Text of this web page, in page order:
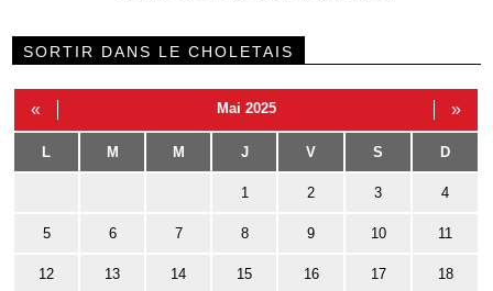
SORTIR DANS LE CHOLETAIS
« Mai 2025 »
L M M J V S D
1 2 3 4
5 6 7 8 9 10 11
12 13 14 15 16 17 18